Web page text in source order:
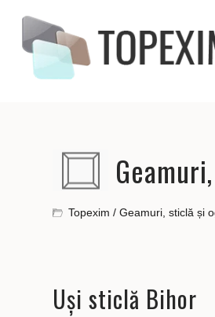
Topexim /Geamuri, sticlă și
Uși sticlă Bihor